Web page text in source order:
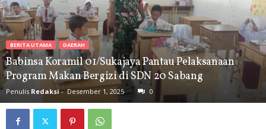
BERITA UTAMA DAERAH
Babinsa Koramil 01/Sukajaya Pantau Pelaksanaan
Program Makan Bergizi di SDN 20 Sabang
Penulis Redaksi - Desember 1, 2025 0